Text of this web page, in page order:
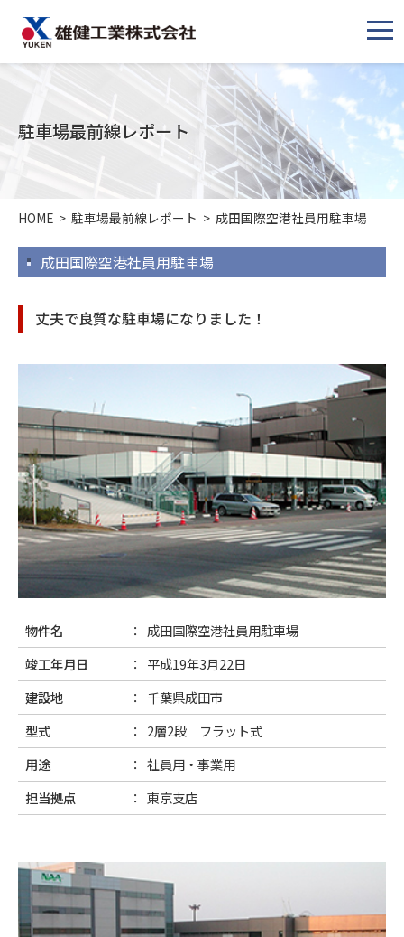
メ
ュ
ー
駐車場最前線レポート
HOME > 駐車場最前線レポート > 成田国際空港社員用駐車場
成田国際空港社員用駐車場
丈夫で良質な駐車場になりました！
物件名
成田国際空港社員用駐車場
竣工年月日
平成19年3月22日
建設地
千葉県成田市
型式
2層2段 フラット式
用途
社員用・事業用
担当拠点
東京支店